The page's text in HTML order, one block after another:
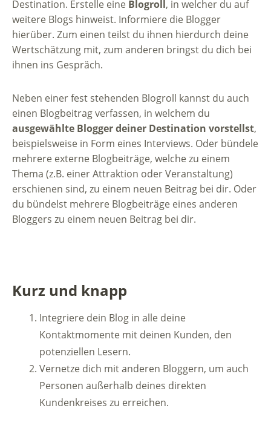
Destination. Erstelle eine Blogroll, in welcher du auf
weitere Blogs hinweist. Informiere die Blogger
hierüber. Zum einen teilst du ihnen hierdurch deine
Wertschätzung mit, zum anderen bringst du dich bei
ihnen ins Gespräch.
Neben einer fest stehenden Blogroll kannst du auch
einen Blogbeitrag verfassen, in welchem du
ausgewählte Blogger deiner Destination vorstellst,
beispielsweise in Form eines Interviews. Oder bündele
mehrere externe Blogbeiträge, welche zu einem
Thema (z.B. einer Attraktion oder Veranstaltung)
erschienen sind, zu einem neuen Beitrag bei dir. Oder
du bündelst mehrere Blogbeiträge eines anderen
Bloggers zu einem neuen Beitrag bei dir.
Kurz und knapp
Integriere dein Blog in alle deine
Kontaktmomente mit deinen Kunden, den
potenziellen Lesern.
Vernetze dich mit anderen Bloggern, um auch
Personen außerhalb deines direkten
Kundenkreises zu erreichen.